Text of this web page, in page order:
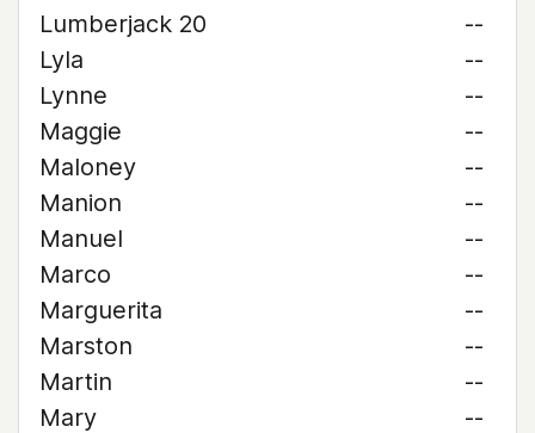
Lumberjack 20
--
Lyla
--
Lynne
--
Maggie
--
Maloney
--
Manion
--
Manuel
--
Marco
--
Marguerita
--
Marston
--
Martin
--
Mary
--